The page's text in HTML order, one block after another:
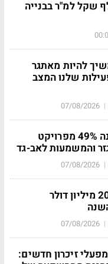
יהודה: 31 אלף שקל למ"ר בבנייה
להיות מאתגר
שלנו המצב
|
07/08/2026
אמריקה ישראל קונה 49% מפרויקט
והמשמעות לאב-גד
|
07/08/2026
נקסט ויז'ן חצתה 205 מיליון דולר
|
07/08/2026
זיכרון חדשים: